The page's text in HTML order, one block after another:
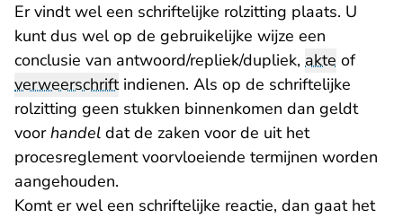
Er vindt wel een schriftelijke rolzitting plaats. U
kunt dus wel op de gebruikelijke wijze een
conclusie van antwoord/repliek/dupliek, akte of
verweerschriftindienen. Als op de schriftelijke
rolzitting geen stukken binnenkomen dan geldt
voorhandel dat de zaken voor de uit het
procesreglement voorvloeiende termijnen worden
aangehouden.
Komt er wel een schriftelijke reactie, dan gaat het